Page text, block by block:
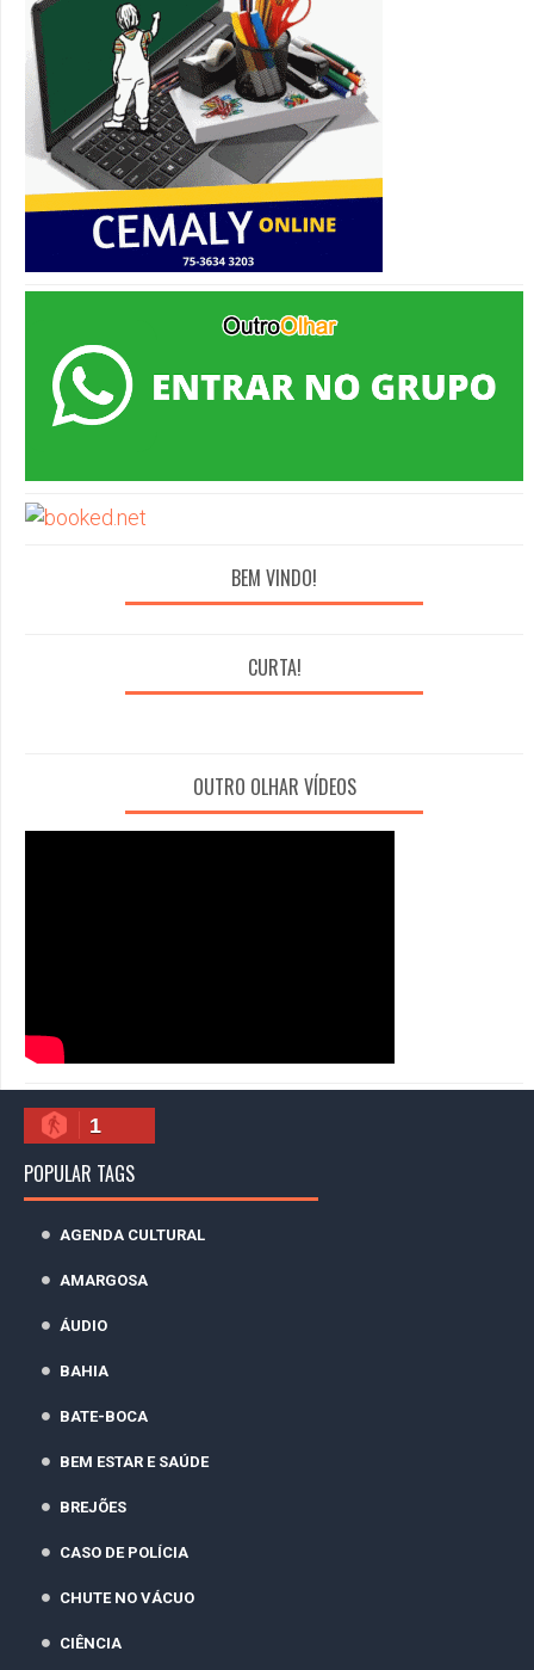
BEM VINDO!
CURTA!
OUTRO OLHAR VÍDEOS
1
POPULAR TAGS
AGENDA CULTURAL
AMARGOSA
ÁUDIO
BAHIA
BATE-BOCA
BEM ESTAR E SAÚDE
BREJÕES
CASO DE POLÍCIA
CHUTE NO VÁCUO
CIÊNCIA